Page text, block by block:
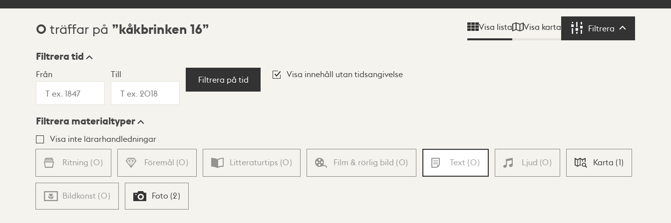
Sökresultat
0 träffar på kåkbrinken 16 Visa lista Visa karta Filtrera Filtrera
Visningsläge
Lista Karta
Filtrera tid
Från Till
Filtrera på tid
Visa innehåll utan tidsangivelse
Filtrera materialtyper
Visa inte lärarhandledningar
Ritning (0) Föremål (0) Litteraturtips (0) Film & rörlig bild (0) Text (0) Ljud (0) Karta (1)
Bildkonst (0) Foto (2)